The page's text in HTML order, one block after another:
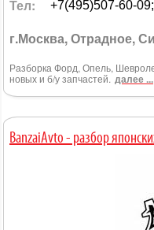
Тел: +7(495)507-60-
г.Москва, Отрадное,
Разборка Форд, Опель,
новых и б/у запчастей. далее ...
BanzaiAvto - разбор